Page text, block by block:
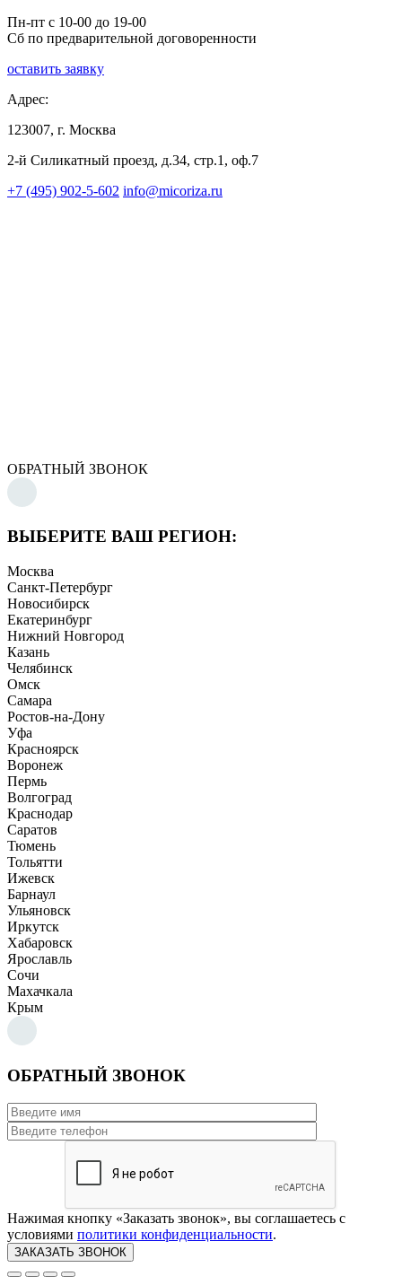
Пн-пт с 10-00 до 19-00
Сб по предварительной договоренности
оставить заявку
Адрес:
123007, г. Москва
2-й Силикатный проезд, д.34, стр.1, оф.7
+7 (495) 902-5-602 info@micoriza.ru
ОБРАТНЫЙ ЗВОНОК
ВЫБЕРИТЕ ВАШ РЕГИОН:
Москва
Санкт-Петербург
Новосибирск
Екатеринбург
Нижний Новгород
Казань
Челябинск
Омск
Самара
Ростов-на-Дону
Уфа
Красноярск
Воронеж
Пермь
Волгоград
Краснодар
Саратов
Тюмень
Тольятти
Ижевск
Барнаул
Ульяновск
Иркутск
Хабаровск
Ярославль
Сочи
Махачкала
Крым
ОБРАТНЫЙ ЗВОНОК
Нажимая кнопку «Заказать звонок», вы соглашаетесь с
условиями политики конфиденциальности.